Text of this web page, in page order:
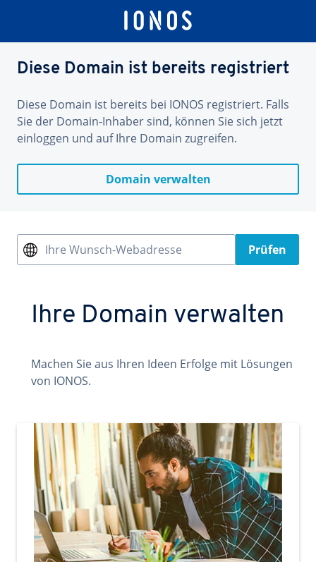
Diese Domain ist bereits registriert
Diese Domain ist bereits bei IONOS registriert. Falls
Sie der Domain-Inhaber sind, können Sie sich jetzt
einloggen und auf Ihre Domain zugreifen.
Domain verwalten
Ihre Wunsch-Webadresse Prüfen
Ihre Domain verwalten
Machen Sie aus Ihren Ideen Erfolge mit Lösungen
von IONOS.